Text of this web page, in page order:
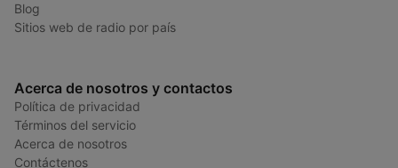
Blog
Sitios web de radio por país
Acerca de nosotros y contactos
Política de privacidad
Términos del servicio
Acerca de nosotros
Contáctenos